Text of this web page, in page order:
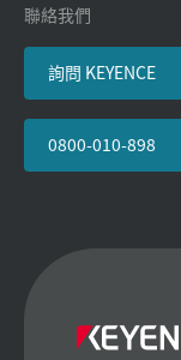
聯絡我們
詢問 KEYENCE
0800-010-898